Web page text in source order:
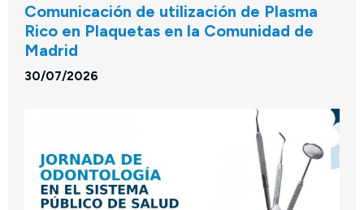
Comunicación de utilización de Plasma
Rico en Plaquetas en la Comunidad de
Madrid
30/07/2026